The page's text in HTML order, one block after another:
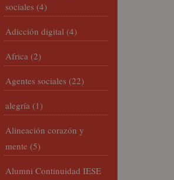
sociales (4)
Adicción digital (4)
Africa (2)
Agentes sociales (22)
alegría (1)
Alineación corazón y
mente (5)
Alumni Continuidad IESE